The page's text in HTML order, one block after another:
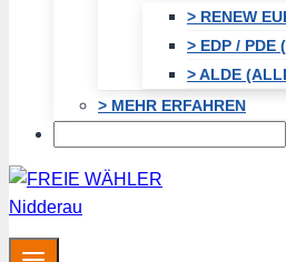
> RENEW
> EDP / PDE
> ALDE
> MEHR ERFAHREN